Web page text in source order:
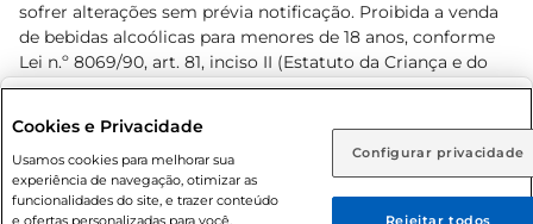
Rio de Janeiro (RJ) Goiás (GO)
Ou
sofrer alterações sem prévia notificação. Proibida a venda
de bebidas alcoólicas para menores de 18 anos, conforme
Lei n.º 8069/90, art. 81, inciso II (Estatuto da Criança e do
Adolescente). Preços e condições exclusivos para o
prévio. O valor mínimo para as compras on-line é de R$
80,00.
Cookies e Privacidade
Usamos cookies para melhorar sua
experiência de navegação, otimizar as
funcionalidades do site, e trazer conteúdo
e ofertas personalizadas para você,
Configurar privacidade
Rejeitar todos